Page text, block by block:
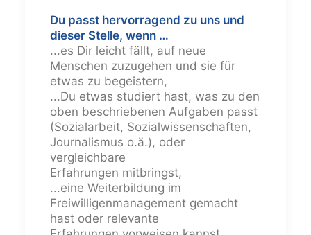
Du passt hervorragend zu uns und
dieser Stelle, wenn …
...es Dir leicht fällt, auf neue
Menschen zuzugehen und sie für
etwas zu begeistern,
...Du etwas studiert hast, was zu den
oben beschriebenen Aufgaben passt
(Sozialarbeit, Sozialwissenschaften,
Journalismus o.ä.), oder
vergleichbare
Erfahrungen mitbringst,
...eine Weiterbildung im
Freiwilligenmanagement gemacht
hast oder relevante